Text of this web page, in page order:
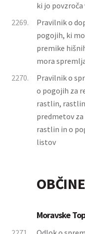
ki jo povzroča
2269.
Pravilnik o
pogojih, ki
premike
mora
2270.
Pravilnik o
o pogojih za
rastlin,
predmetov
rastlin in o
listov
OBČINE
Moravske